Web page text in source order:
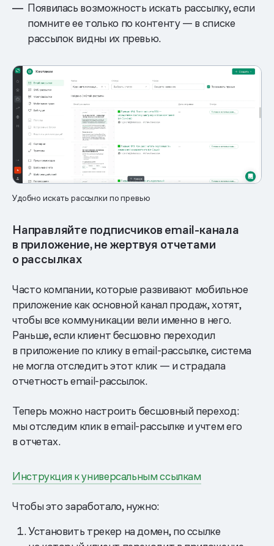
Появилась возможность искать рассылку, если
помните ее только по контенту — в списке
рассылок видны их превью.
Удобно искать рассылки по превью
Направляйте подписчиков email-канала
в приложение, не жертвуя отчетами
о рассылках
Часто компании, которые развивают мобильное
приложение как основной канал продаж, хотят,
чтобы все коммуникации вели именно в него.
Раньше, если клиент бесшовно переходил
в приложение по клику в email-рассылке, система
не могла отследить этот клик — и страдала
отчетность email-рассылок.
Теперь можно настроить бесшовный переход:
мы отследим клик в email-рассылке и учтем его
в отчетах.
Инструкция к универсальным ссылкам
Чтобы это заработало, нужно:
Установить трекер на домен, по ссылке